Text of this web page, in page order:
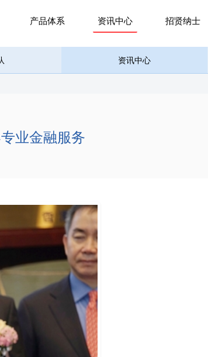
产品体系 资讯中心 招贤纳士
资讯中心
业金融服务